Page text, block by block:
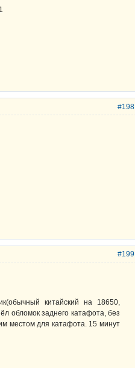
#198
#199
китайский на 18650,
обломок заднего катафота, без
местом для катафота. 15 минут